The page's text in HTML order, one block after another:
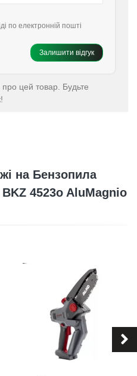
по електронній пошті
Залишити відгук
цей товар. Будьте
на Бензопила
4523o AluMagnio